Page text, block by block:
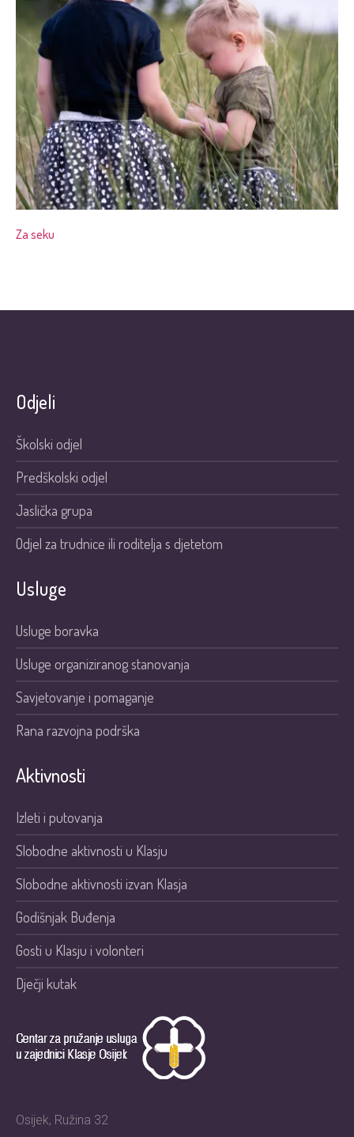
Za seku
Odjeli
Školski odjel
Predškolski odjel
Jaslička grupa
Odjel za trudnice ili roditelja s djetetom
Usluge
Usluge boravka
Usluge organiziranog stanovanja
Savjetovanje i pomaganje
Rana razvojna podrška
Aktivnosti
Izleti i putovanja
Slobodne aktivnosti u Klasju
Slobodne aktivnosti izvan Klasja
Godišnjak Buđenja
Gosti u Klasju i volonteri
Dječji kutak
Osijek, Ružina 32